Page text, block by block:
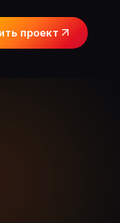
проект